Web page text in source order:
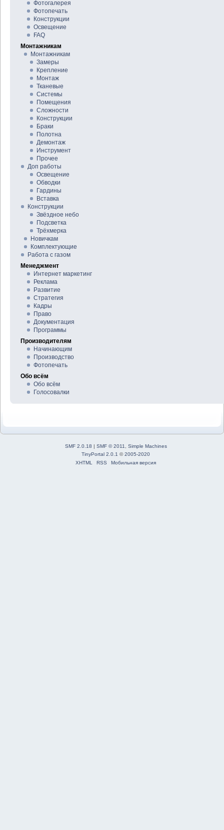
Фотогалерея
Фотопечать
Конструкции
Освещение
FAQ
Монтажникам
Монтажникам
Замеры
Крепление
Монтаж
Тканевые
Системы
Помещения
Сложности
Конструкции
Браки
Полотна
Демонтаж
Инструмент
Прочее
Доп работы
Освещение
Обводки
Гардины
Вставка
Конструкции
Звёздное небо
Подсветка
Трёхмерка
Новичкам
Комплектующие
Работа с газом
Менеджмент
Интернет маркетинг
Реклама
Развитие
Стратегия
Кадры
Право
Документация
Программы
Производителям
Начинающим
Производство
Фотопечать
Обо всём
Обо всём
Голосовалки
SMF 2.0.18 | SMF © 2011
Simple Machines
TinyPortal 2.0.1 ©2005-2020
XHTML
RSS Мобильная версия